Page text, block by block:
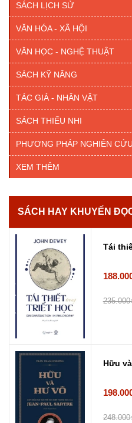
SÁCH LỊCH SỬ
VĂN HÓA - XÃ HỘI
VĂN HỌC - NGHỆ THUẬT
SÁCH KỸ NĂNG
TÁC GIẢ - NHÂN VẬT
SÁCH THIẾU NHI
PHƯƠNG PHÁP NGHIÊN CỨU
XEM THÊM
SÁCH HAY KHUYẾN
Tái
Hữu